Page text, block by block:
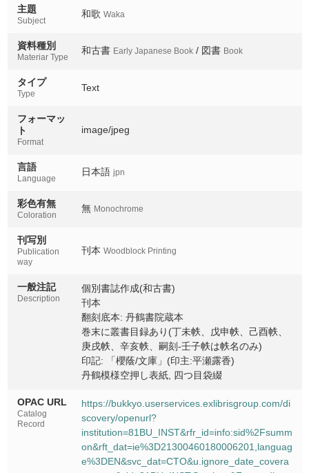
主題
Subject
和歌 Waka
資料種別
Materiar Type
和古書 Early Japanese Book/ 図書 Book
タイプ
Type
Text
フォーマッ
ト
Format
image/jpeg
言語
Language
日本語 jpn
彩色有無
Coloration
無 Monochrome
刊写別
Publication
way
刊本 Woodblock Printing
一般注記
Description
個別書誌作成(和古書)
刊本
翻刻底本: 丹鶴書院蔵本
巻末に叢書目録あり(丁未帙、戊申帙、己酉帙、
庚戌帙、辛亥帙、嗣刻-壬子帙は帙名のみ)
印記: 「櫻蔭/文庫」(印主:平瀬露香)
丹鶴模様空押し表紙, 四つ目袋綴
OPAC URL
Catalog
Record
https://bukkyo.userservices.exlibrisgroup.com/di
scovery/openurl?
institution=81BU_INST&rfr_id=info:sid%2Fsumm
on&rft_dat=ie%3D21300460180006201,languag
e%3DEN&svc_dat=CTO&u.ignore_date_covera